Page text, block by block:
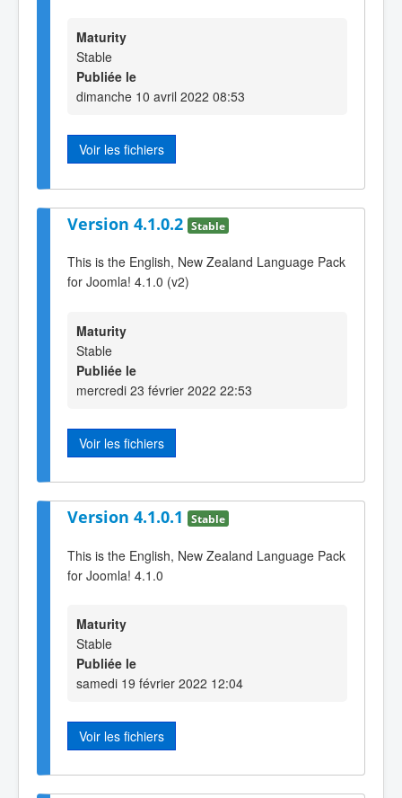
Maturity
Stable
Publiée le
dimanche 10 avril 2022 08:53
Voir les fichiers
Version 4.1.0.2 Stable
This is the English, New Zealand Language Pack
for Joomla! 4.1.0 (v2)
Maturity
Stable
Publiée le
mercredi 23 février 2022 22:53
Voir les fichiers
Version 4.1.0.1 Stable
This is the English, New Zealand Language Pack
for Joomla! 4.1.0
Maturity
Stable
Publiée le
samedi 19 février 2022 12:04
Voir les fichiers